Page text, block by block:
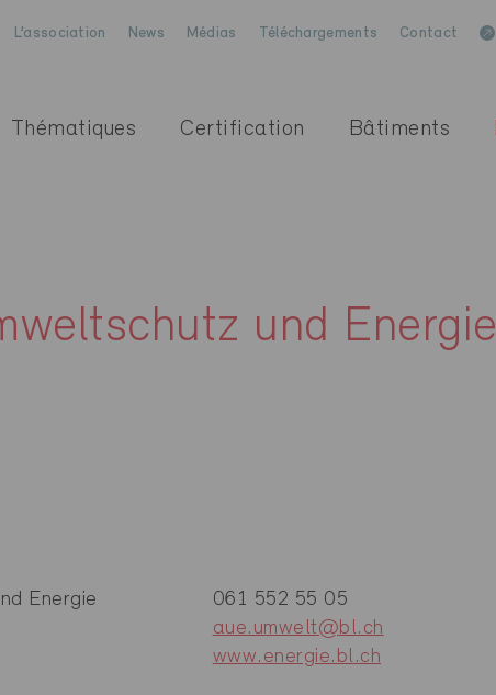
L’association News Médias Téléchargements Contact
Thématiques Certification Bâtiments
und Energie
Energie
061 552 55 05
aue.umwelt@bl.ch
www.energie.bl.ch